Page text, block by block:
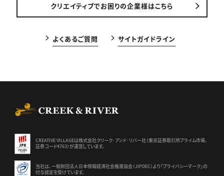
クリエイティブでお困りの企業様はこちら
よくあるご質問 サイトガイドライン
CREATIVE VILLAGEは株式会社クリーク･アンド･リバー社（東京証券取引所プライム市場、
証券コード4763）が運営しています。
当社は、一般財団法人日本情報経済社会推進協会（JIPDEC）より 「プライバシーマーク」の
付与認定を受けています。